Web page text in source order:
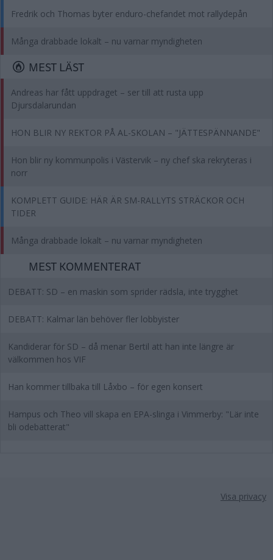
Fredrik och Thomas byter enduro-chefandet mot rallydepån
Många drabbade lokalt – nu varnar myndigheten
MEST LÄST
Andreas har fått uppdraget – ser till att rusta upp
Djursdalarundan
HON BLIR NY REKTOR PÅ AL-SKOLAN – "JÄTTESPÄNNANDE"
Hon blir ny kommunpolis i Västervik – ny chef ska rekryteras i
norr
KOMPLETT GUIDE: HÄR ÄR SM-RALLYTS STRÄCKOR OCH
TIDER
Många drabbade lokalt – nu varnar myndigheten
MEST KOMMENTERAT
DEBATT: SD – en maskin som sprider rädsla, inte trygghet
DEBATT: Kalmar län behöver fler lobbyister
Kandiderar för SD – då menar Bertil att han inte längre är
välkommen hos VIF
Han kommer tillbaka till Låxbo – för egen konsert
Hampus och Theo vill skapa en EPA-slinga i Vimmerby: "Lär inte
bli odebatterat"
Visa privacy